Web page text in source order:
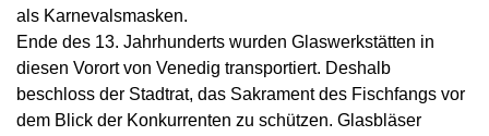
als Karnevalsmasken.
Ende des 13. Jahrhunderts wurden Glaswerkstätten in
diesen Vorort von Venedig transportiert. Deshalb
beschloss der Stadtrat, das Sakrament des Fischfangs vor
dem Blick der Konkurrenten zu schützen. Glasbläser